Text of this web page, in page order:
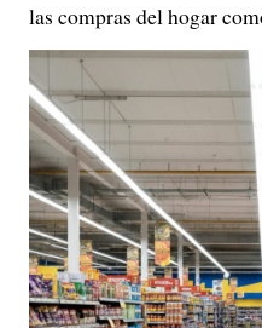
las compras del hogar